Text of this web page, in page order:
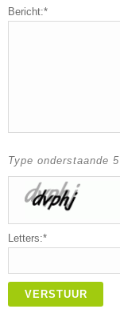
Bericht:*
Type onderstaande
Letters:*
VERSTUUR